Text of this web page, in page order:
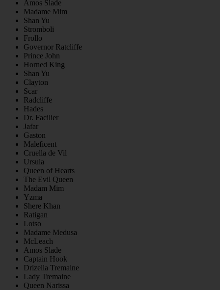
Amos Slade
Madame Mim
Shan Yu
Stromboli
Frollo
Governor Ratcliffe
Prince John
Horned King
Shan Yu
Clayton
Scar
Radcliffe
Hades
Dr. Facilier
Jafar
Gaston
Maleficent
Cruella de Vil
Ursula
Queen of Hearts
The Evil Queen
Madam Mim
Yzma
Shere Khan
Ratigan
Lotso
Madame Medusa
McLeach
Amos Slade
Captain Hook
Drizella Tremaine
Lady Tremaine
Queen Narissa